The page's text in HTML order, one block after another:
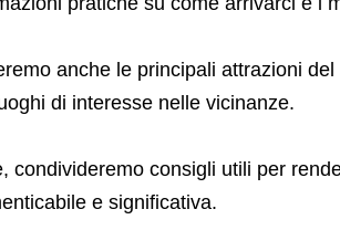
anche le principali attrazioni
di interesse nelle vicinanze.
condivideremo consigli utili per
e significativa.